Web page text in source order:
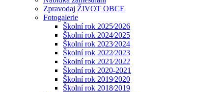
Zpravodaj ŽIVOT OBCE
Fotogalerie
Školní rok 2025⁄2026
Školní rok 2024⁄2025
Školní rok 2023⁄2024
Školní rok 2022⁄2023
Školní rok 2021⁄2022
Školní rok 2020-2021
Školní rok 2019⁄2020
Školní rok 2018⁄2019